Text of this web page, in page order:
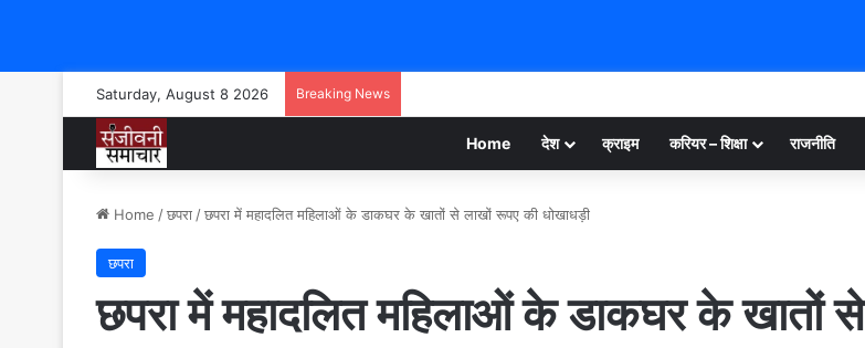
Saturday, August 8 2026 Breaking News
Home देश क्राइम करियर – शिक्षा राजनीति
Home /छपरा /छपरा में महादलित महिलाओं के डाकघर के खातों से लाखों रूपए की धोखाधड़ी
छपरा
छपरा में महादलित महिलाओं के डाकघर के खातों से